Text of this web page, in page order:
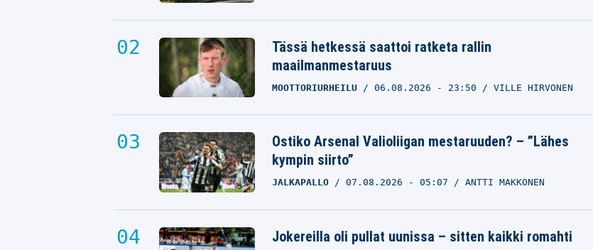
Tässä hetkessä saattoi ratketa rallin
maailmanmestaruus
MOOTTORIURHEILU 06.08.2026 - 23:50 VILLE HIRVONEN
Ostiko Arsenal Valioliigan mestaruuden? – ”Lähes
kympin siirto”
JALKAPALLO 07.08.2026 - 05:07 ANTTI MAKKONEN
Jokereilla oli pullat uunissa – sitten kaikki romahti